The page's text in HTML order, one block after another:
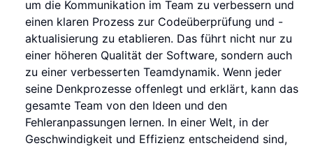
um die Kommunikation im Team zu verbessern und
einen klaren Prozess zur Codeüberprüfung und -
aktualisierung zu etablieren. Das führt nicht nur zu
einer höheren Qualität der Software, sondern auch
zu einer verbesserten Teamdynamik. Wenn jeder
seine Denkprozesse offenlegt und erklärt, kann das
gesamte Team von den Ideen und den
Fehleranpassungen lernen. In einer Welt, in der
Geschwindigkeit und Effizienz entscheidend sind,